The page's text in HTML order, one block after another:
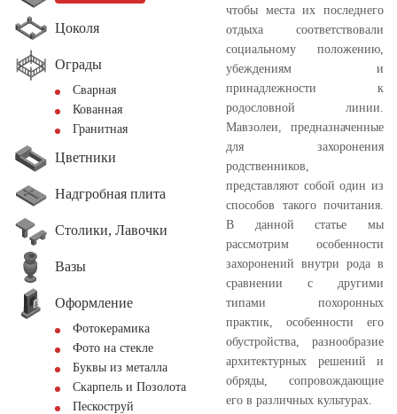
Цоколя
Ограды
Сварная
Кованная
Гранитная
Цветники
Надгробная плита
Столики, Лавочки
Вазы
Оформление
Фотокерамика
Фото на стекле
Буквы из металла
Скарпель и Позолота
Пескоструй
чтобы места их последнего
отдыха соответствовали
социальному положению,
убеждениям и
принадлежности к
родословной линии.
Мавзолеи, предназначенные
для захоронения
родственников,
представляют собой один из
способов такого почитания.
В данной статье мы
рассмотрим особенности
захоронений внутри рода в
сравнении с другими
типами похоронных
практик, особенности его
обустройства, разнообразие
архитектурных решений и
обряды, сопровождающие
его в различных культурах.